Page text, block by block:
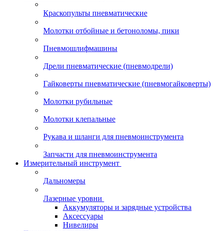
Краскопульты пневматические
Молотки отбойные и бетоноломы, пики
Пневмошлифмашины
Дрели пневматические (пневмодрели)
Гайковерты пневматические (пневмогайковерты)
Молотки рубильные
Молотки клепальные
Рукава и шланги для пневмоинструмента
Запчасти для пневмоинструмента
Измерительный инструмент
Дальномеры
Лазерные уровни
Аккумуляторы и зарядные устройства
Аксессуары
Нивелиры